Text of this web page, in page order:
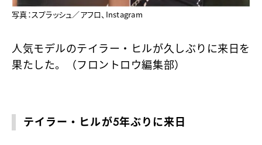
写真：スプラッシュ／アフロ、Instagram
人気モデルのテイラー・ヒルが久しぶりに来日を
果たした。（フロントロウ編集部）
テイラー・ヒルが5年ぶりに来日